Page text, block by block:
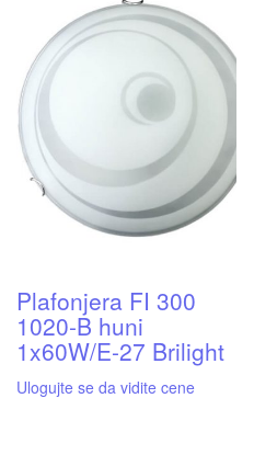
Plafonjera FI 300
1020-B huni
1x60W/E-27 Brilight
Ulogujte se da vidite cene